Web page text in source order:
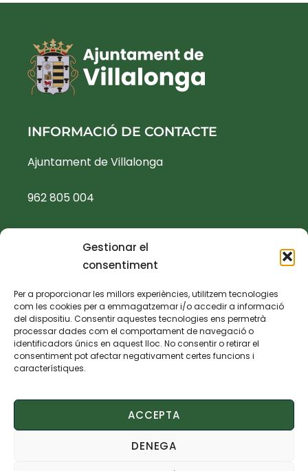
Gestionar el
consentiment
Per a proporcionar les millors experiències, utilitzem tecnologies
com les cookies per a emmagatzemar i/o accedir a informació
del dispositiu. Consentir aquestes tecnologies ens permetrà
processar dades com el comportament de navegació o
identificadors únics en aquest lloc. No consentir o retirar el
consentiment pot afectar negativament certes funcions i
característiques.
ACCEPTA
DENEGA
INFORMACIÓ DE CONTACTE
Ajuntament de Villalonga
962 805 004
ajuntament@villalonga.es
TEXTOS LEGALS
Política de privacidad
Política de cookies
Declaración de accesibilidad